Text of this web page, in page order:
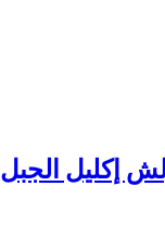
إكليل الجبل